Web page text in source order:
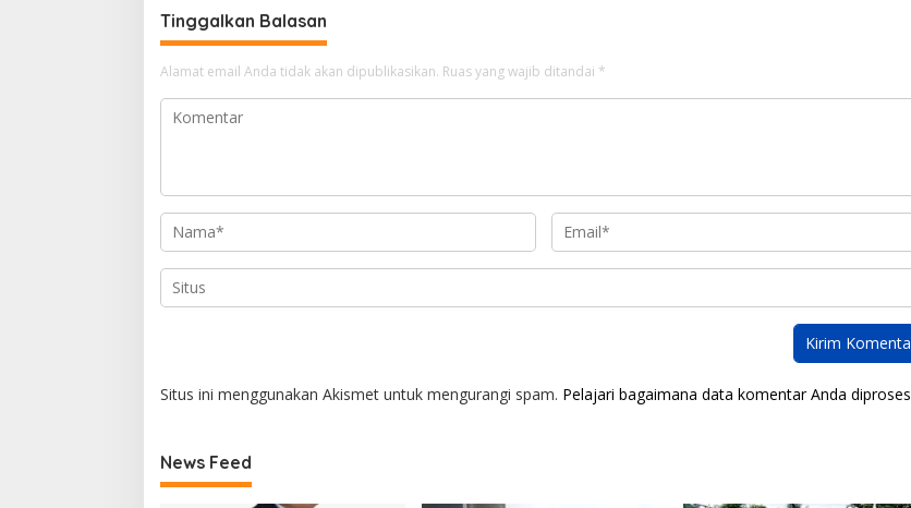
Tinggalkan Balasan
Alamat email Anda tidak akan dipublikasikan. Ruas yang wajib ditandai *
Situs ini menggunakan Akismet untuk mengurangi spam. Pelajari bagaimana data komentar Anda diproses
News Feed